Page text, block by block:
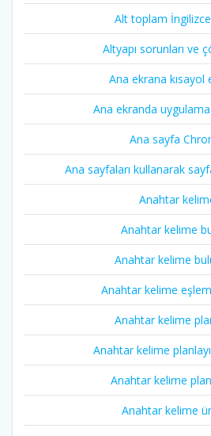
Alt toplam
Altyapı sorunları ve
Ana ekrana kısayol
Ana ekranda
Ana sayfa
Ana sayfaları kullanarak
Anahtar
Anahtar kelime
Anahtar kelime
Anahtar kelime
Anahtar kelime
Anahtar kelime
Anahtar kelime
Anahtar kelime